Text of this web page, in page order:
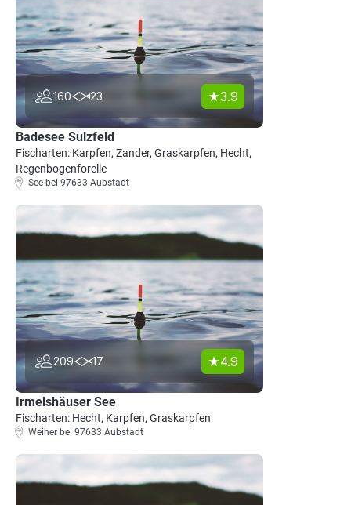
160 23 3.9
Badesee Sulzfeld
Fischarten: Karpfen, Zander, Graskarpfen, Hecht,
Regenbogenforelle
See bei 97633 Aubstadt
209 17 4.9
Irmelshäuser See
Fischarten: Hecht, Karpfen, Graskarpfen
Weiher bei 97633 Aubstadt